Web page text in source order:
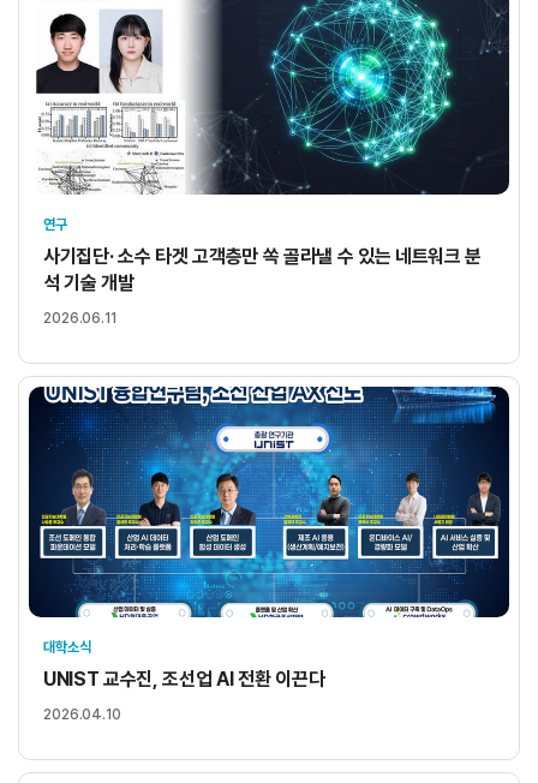
연구
사기집단· 소수 타겟 고객층만 쏙 골라낼 수 있는 네트워크 분
석 기술 개발
2026.06.11
대학소식
UNIST 교수진, 조선업 AI 전환 이끈다
2026.04.10